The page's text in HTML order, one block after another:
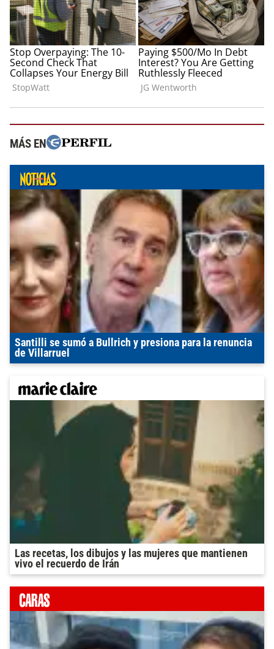
MÁS EN
Santilli se sumó a Bullrich y presiona para la renuncia
de Villarruel
Las recetas, los dibujos y las mujeres que mantienen
vivo el recuerdo de Irán